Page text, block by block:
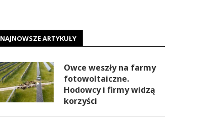
NAJNOWSZE ARTYKUŁY
Owce weszły na farmy
fotowoltaiczne.
Hodowcy i firmy widzą
korzyści